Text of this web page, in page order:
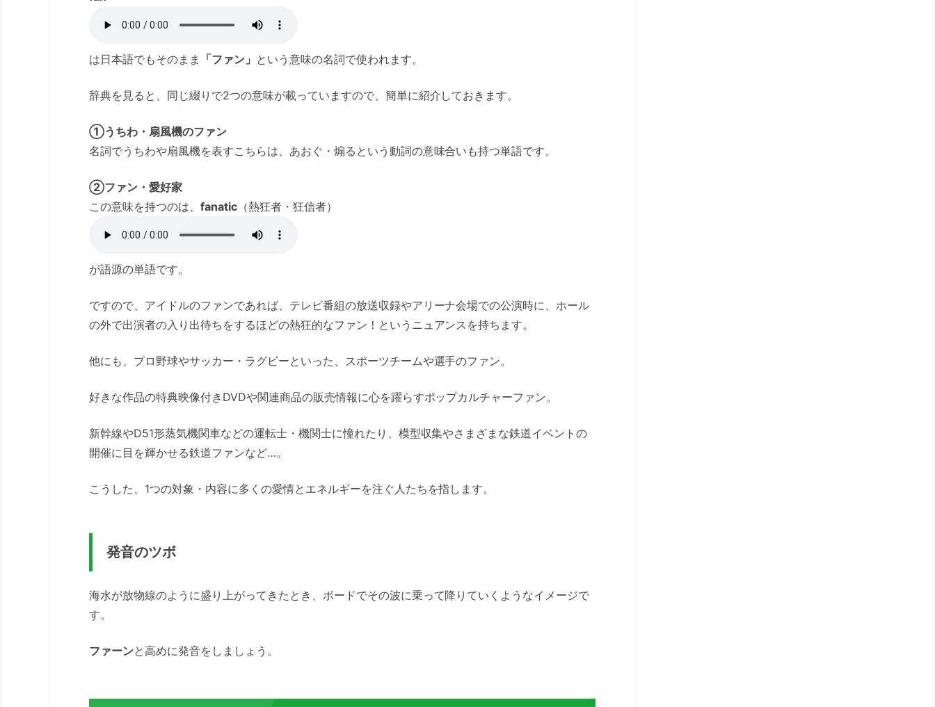
は日本語でもそのまま 「ファン」 という意味の名詞で使われます。
辞典を見ると、同じ綴りで2つの意味が載っていますので、簡単に紹介しておきます。
①うちわ・扇風機のファン
名詞でうちわや扇風機を表すこちらは、あおぐ・煽るという動詞の意味合いも持つ単語です。
②ファン・愛好家
この意味を持つのは、 fanatic（熱狂者・狂信者）
が語源の単語です。
ですので、アイドルのファンであれば、テレビ番組の放送収録やアリーナ会場での公演時に、ホール
の外で出演者の入り出待ちをするほどの熱狂的なファン！というニュアンスを持ちます。
他にも、プロ野球やサッカー・ラグビーといった、スポーツチームや選手のファン。
好きな作品の特典映像付きDVDや関連商品の販売情報に心を躍らすポップカルチャーファン。
新幹線やD51形蒸気機関車などの運転士・機関士に憧れたり、模型収集やさまざまな鉄道イベントの
開催に目を輝かせる鉄道ファンなど…。
こうした、1つの対象・内容に多くの愛情とエネルギーを注ぐ人たちを指します。
発音のツボ
海水が放物線のように盛り上がってきたとき、ボードでその波に乗って降りていくようなイメージで
す。
ファーンと高めに発音をしましょう。